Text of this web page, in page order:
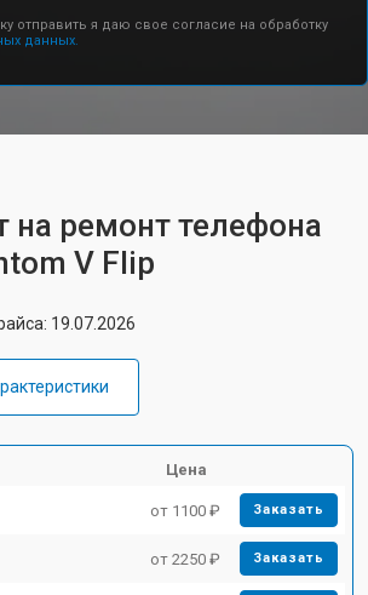
отправить я даю свое согласие на обработку
данных.
на ремонт телефона
V Flip
19.07.2026
Цена
от 1100 ₽ Заказать
от 2250 ₽ Заказать